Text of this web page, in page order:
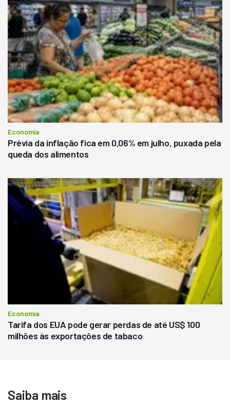
Economia
Prévia da inflação fica em 0,06% em julho, puxada pela
queda dos alimentos
Economia
Tarifa dos EUA pode gerar perdas de até US$ 100
milhões às exportações de tabaco
Saiba mais